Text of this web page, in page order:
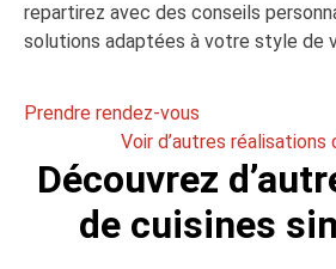
repartirez avec des conseils
solutions adaptées à votre style de
Prendre rendez-vous
Voir d’autres réalisations
Découvrez
de cuisines